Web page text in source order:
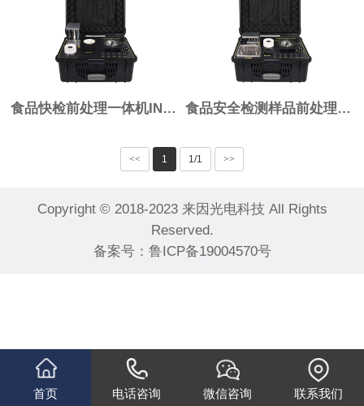
食品快检前处理一体机IN-QC4 食品安全检测样品前处理一体机IN-QC5
<< 1 1/1 >>
Copyright © 2018-2023 来因光电科技 All Rights
Reserved.
备案号： 鲁ICP备19004570号
首页 电话咨询 微信咨询 联系我们